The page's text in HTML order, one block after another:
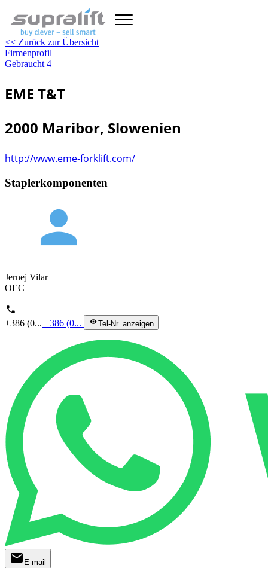
<< Zurück zur Übersicht
Firmenprofil
Gebraucht 4
EME T&T
2000 Maribor, Slowenien
http://www.eme-forklift.com/
Staplerkomponenten
person
Jernej Vilar
OEC
phone
+386 (0... +386 (0... visibilityTel-Nr. anzeigen
mail E-mail